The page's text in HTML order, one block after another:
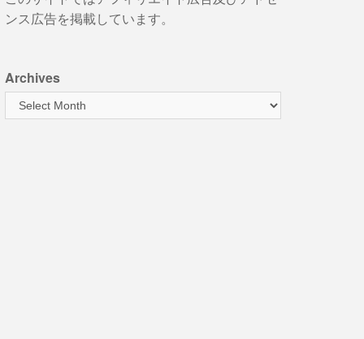
ンス広告を掲載しています。
Archives